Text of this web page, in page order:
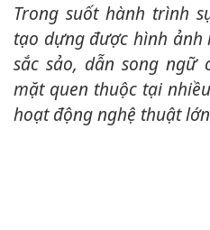
Trong suốt hành trình sự nghiệp, nàng hậu đã
tạo dựng được hình ảnh
sắc sảo, dẫn song ngữ
mặt quen thuộc tại
hoạt động nghệ thuật